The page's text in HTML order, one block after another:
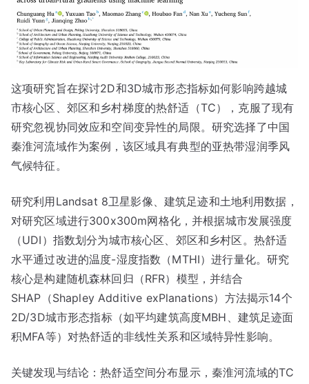
这项研究旨在探讨2D和3D城市形态指标如何影响跨越城
市核心区、郊区和乡村梯度的热舒适（TC），克服了现有
研究忽视协同效应和空间变异性的局限。研究选择了中国
秦淮河流域作为案例，该区域具有典型的亚热带湿润季风
气候特征。
研究利用Landsat 8卫星影像、建筑足迹和土地利用数据，
对研究区域进行300x300m网格化，并根据城市发展强度
（UDI）指数划分为城市核心区、郊区和乡村区。热舒适
水平通过改进的温度-湿度指数（MTHI）进行量化。研究
核心是构建随机森林回归（RFR）模型，并结合
SHAP（Shapley Additive exPlanations）方法揭示14个
2D/3D城市形态指标（如平均建筑高度MBH、建筑足迹面
积MFA等）对热舒适的非线性关系和区域特异性影响。
关键发现与结论：热舒适空间分布显示，秦淮河流域的TC